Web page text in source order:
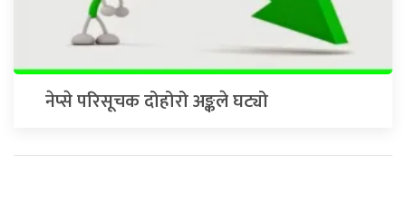
नेप्से परिसूचक दोहोरो अङ्कले घट्यो